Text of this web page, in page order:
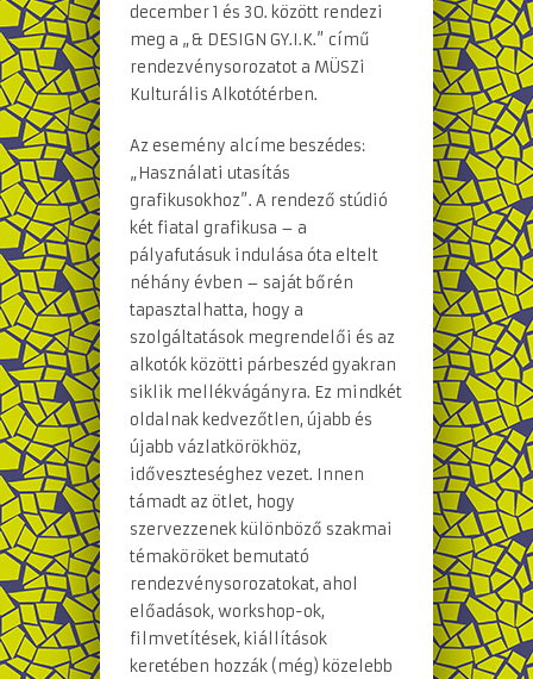
december 1 és 30. között rendezi
meg a „& DESIGN GY.I.K.” című
rendezvénysorozatot a MÜSZi
Kulturális Alkotótérben.
Az esemény alcíme beszédes:
„Használati utasítás
grafikusokhoz”. A rendező stúdió
két fiatal grafikusa – a
pályafutásuk indulása óta eltelt
néhány évben – saját bőrén
tapasztalhatta, hogy a
szolgáltatások megrendelői és az
alkotók közötti párbeszéd gyakran
siklik mellékvágányra. Ez mindkét
oldalnak kedvezőtlen, újabb és
újabb vázlatkörökhöz,
időveszteséghez vezet. Innen
támadt az ötlet, hogy
szervezzenek különböző szakmai
témaköröket bemutató
rendezvénysorozatokat, ahol
előadások, workshop-ok,
filmvetítések, kiállítások
keretében hozzák (még) közelebb